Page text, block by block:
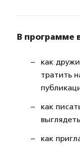
В программе
как
тратить
как
как